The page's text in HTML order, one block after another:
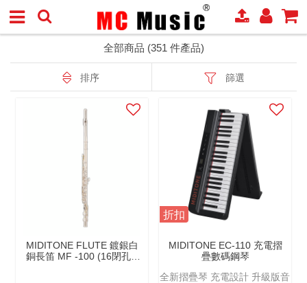
全部商品 (351 件產品)
排序 篩選
MIDITONE FLUTE 鍍銀⽩
銅長笛 MF -100 (16閉孔C
折扣
MIDITONE EC-110 充電摺
疊數碼鋼琴
全新摺疊琴 充電設計 升級版音